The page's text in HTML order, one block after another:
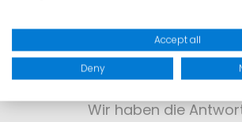
KONTAKT
Sie haben Fragen?
Wir haben die
Accept all
Deny